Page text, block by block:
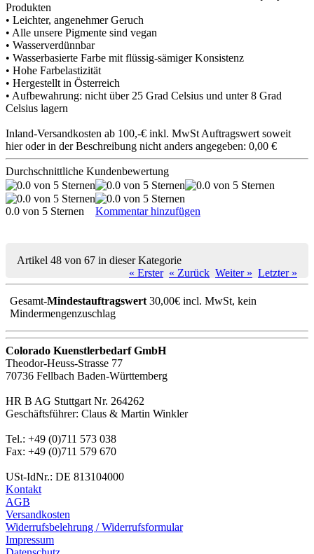
Produkten
• Leichter, angenehmer Geruch
• Alle unsere Pigmente sind vegan
• Wasserverdünnbar
• Wasserbasierte Farbe mit flüssig-sämiger Konsistenz
• Hohe Farbelastizität
• Hergestellt in Österreich
• Aufbewahrung: nicht über 25 Grad Celsius und unter 8 Grad
Celsius lagern
Inland-Versandkosten ab 100,-€ inkl. MwSt Auftragswert soweit
hier oder in der Beschreibung nicht anders angegeben: 0,00 €
Durchschnittliche Kundenbewertung
0.0 von 5 Sternen Kommentar hinzufügen
Artikel 48 von 67 in dieser Kategorie
« Erster « Zurück Weiter » Letzter »
Gesamt-Mindestauftragswert30,00€ incl. MwSt, kein
Mindermengenzuschlag
Colorado Kuenstlerbedarf GmbH
Theodor-Heuss-Strasse 77
70736 Fellbach Baden-Württemberg
HR B AG Stuttgart Nr. 264262
Geschäftsführer: Claus & Martin Winkler
Tel.: +49 (0)711 573 038
Fax: +49 (0)711 579 670
USt-IdNr.: DE 813104000
Kontakt
AGB
Versandkosten
Widerrufsbelehrung / Widerrufsformular
Impressum